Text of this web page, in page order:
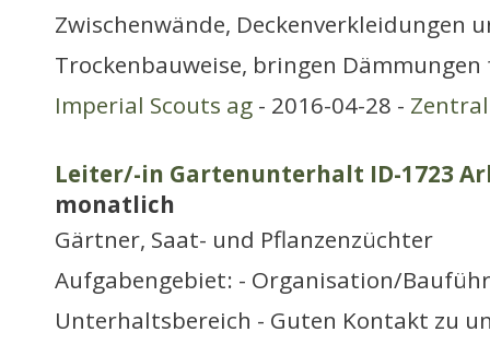
Zwischenwände, Deckenverkleidungen
Trockenbauweise, bringen Dämmungen
Imperial Scouts ag - 2016-04-28 -
Leiter/-in Gartenunterhalt ID-1723
monatlich
Gärtner, Saat- und Pflanzenzüchter
Aufgabengebiet: - Organisation/
Unterhaltsbereich - Guten Kontakt zu